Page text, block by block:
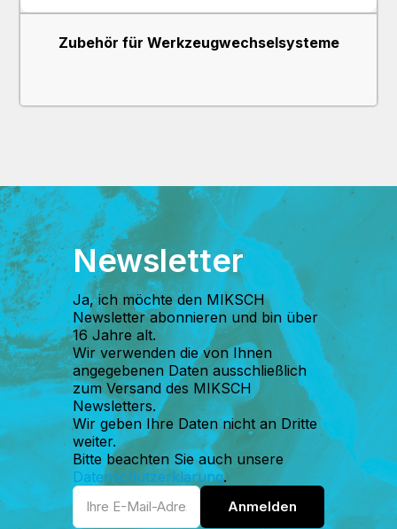
Zubehör für Werkzeugwechselsysteme
Newsletter
Ja, ich möchte den MIKSCH
Newsletter abonnieren und bin über
16 Jahre alt.
Wir verwenden die von Ihnen
angegebenen Daten ausschließlich
zum Versand des MIKSCH
Newsletters.
Wir geben Ihre Daten nicht an Dritte
weiter.
Bitte beachten Sie auch unsere
Datenschutzerklärung.